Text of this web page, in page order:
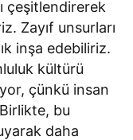
çeşitlendirerek
Zayıf unsurları
inşa edebiliriz.
kültürü
çünkü insan
bu
daha